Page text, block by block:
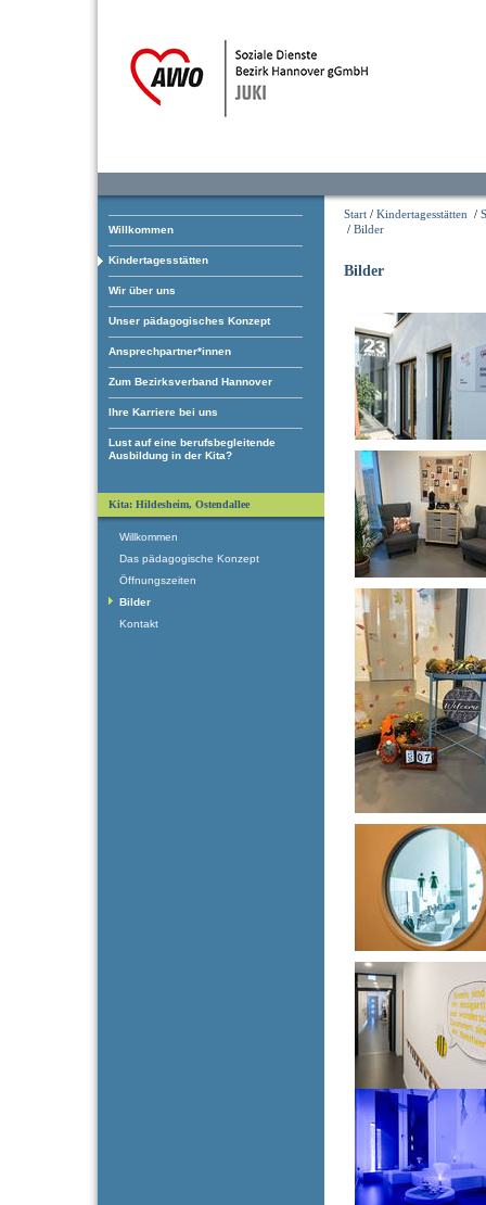
Willkommen
Kindertagesstätten
Wir über uns
Unser pädagogisches Konzept
Ansprechpartner*innen
Zum Bezirksverband Hannover
Ihre Karriere bei uns
Lust auf eine berufsbegleitende
Ausbildung in der Kita?
Start / Kindertagesstätten /
/ Bilder
Bilder
Kita: Hildesheim, Ostendallee
Willkommen
Das pädagogische Konzept
Öffnungszeiten
Bilder
Kontakt